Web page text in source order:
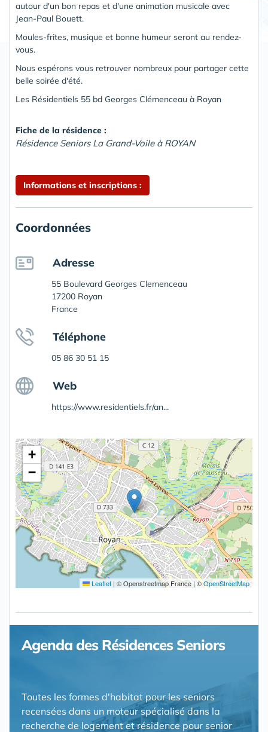
autour d'un bon repas et d'une animation musicale avec
Jean-Paul Bouett.
Moules-frites, musique et bonne humeur seront au rendez-
vous.
Nous espérons vous retrouver nombreux pour partager cette
belle soirée d'été.
Les Résidentiels 55 bd Georges Clémenceau à Royan
Fiche de la résidence :
Résidence Seniors La Grand-Voile à ROYAN
Informations et inscriptions :
Coordonnées
Adresse
55 Boulevard Georges Clemenceau
17200 Royan
France
Téléphone
05 86 30 51 15
Web
https://www.residentiels.fr/an...
+
−
Leaflet | © Openstreetmap France | ©OpenStreetMap
Agenda des Résidences Seniors
Toutes les formes d'habitat pour les seniors
recensées dans un moteur spécialisé dans la
recherche de logement et résidence pour senior